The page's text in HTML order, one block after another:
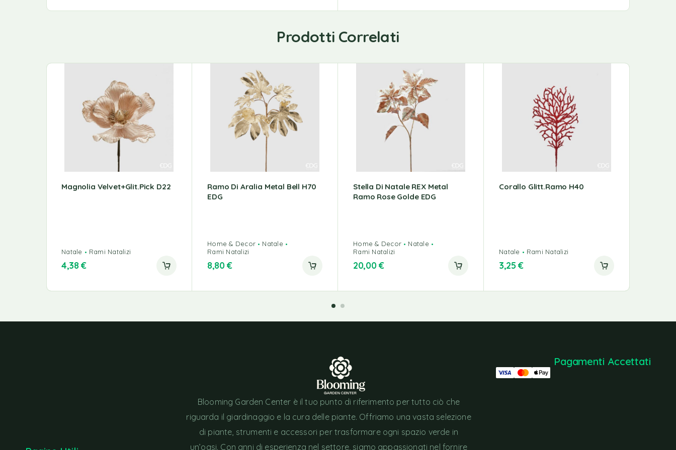
Prodotti Correlati
Magnolia Velvet+glit.Pick D22
Natale Rami Natalizi
4,38€
Ramo Di Aralia Metal Bell H70
EDG
Home & Decor
Natale
Rami Natalizi
8,80€
Stella Di Natale REX Metal
Ramo Rose Golde EDG
Home & Decor
Natale
Rami Natalizi
20,00€
Corallo Glitt.Ramo H40
Natale Rami Natalizi
3,25€
Blooming Garden Center è il tuo punto di riferimento per tutto ciò che
riguarda il giardinaggio e la cura delle piante. Offriamo una vasta selezione
di piante, strumenti e accessori per trasformare ogni spazio verde in
un’oasi. Con anni di esperienza nel settore, siamo appassionati nel fornire
Pagamenti Accettati